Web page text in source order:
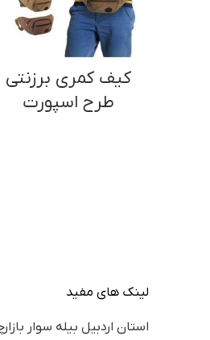
کیف کمری برزنتی
طرح اسپورت
لینک های مفید
استان اردبيل بيله سوار بازارچه